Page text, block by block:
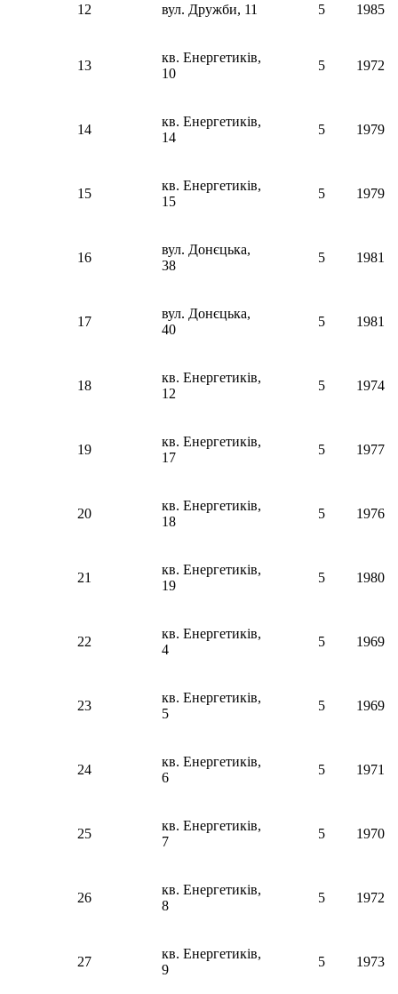
12 вул. Дружби, 11 5 1985
13
кв. Енергетиків,
10
5 1972
14
кв. Енергетиків,
14
5 1979
15
кв. Енергетиків,
15
5 1979
16
вул. Донєцька,
38
5 1981
17
вул. Донєцька,
40
5 1981
18
кв. Енергетиків,
12
5 1974
19
кв. Енергетиків,
17
5 1977
20
кв. Енергетиків,
18
5 1976
21
кв. Енергетиків,
19
5 1980
22
кв. Енергетиків,
4
5 1969
23
кв. Енергетиків,
5
5 1969
24
кв. Енергетиків,
6
5 1971
25
кв. Енергетиків,
7
5 1970
26
кв. Енергетиків,
8
5 1972
27
кв. Енергетиків,
9
5 1973